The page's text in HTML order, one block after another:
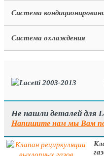
Система
Система охлаждения
Не нашли деталей для
Напишите нам мы Вам